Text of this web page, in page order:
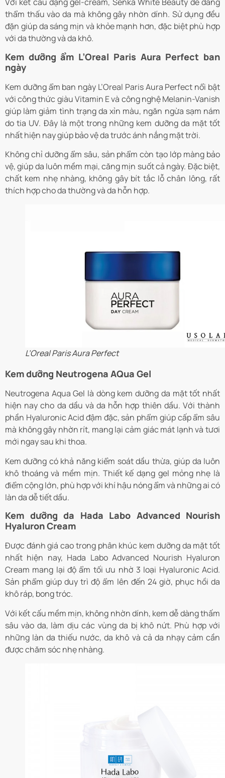
thẩm thấu vào da mà không gây nhờn dính. Sử dụng đều
đặn giúp da sáng mịn và khỏe mạnh hơn, đặc biệt phù hợp
với da thường và da khô.
Kem dưỡng ẩm L’Oreal Paris Aura Perfect ban
ngày
Kem dưỡng ẩm ban ngày L’Oreal Paris Aura Perfect nổi bật
với công thức giàu Vitamin E và công nghệ Melanin-Vanish
giúp làm giảm tình trạng da xỉn màu, ngăn ngừa sạm nám
do tia UV. Đây là một trong những kem dưỡng da mặt tốt
nhất hiện nay giúp bảo vệ da trước ánh nắng mặt trời.
Không chỉ dưỡng ẩm sâu, sản phẩm còn tạo lớp màng bảo
vệ, giúp da luôn mềm mại, căng mịn suốt cả ngày. Đặc biệt,
chất kem nhẹ nhàng, không gây bít tắc lỗ chân lông, rất
thích hợp cho da thường và da hỗn hợp.
L’Oreal Paris Aura Perfect
Kem dưỡng Neutrogena AQua Gel
Neutrogena Aqua Gel là dòng kem dưỡng da mặt tốt nhất
hiện nay cho da dầu và da hỗn hợp thiên dầu. Với thành
phần Hyaluronic Acid đậm đặc, sản phẩm giúp cấp ẩm sâu
mà không gây nhờn rít, mang lại cảm giác mát lạnh và tươi
mới ngay sau khi thoa.
Kem dưỡng có khả năng kiểm soát dầu thừa, giúp da luôn
khô thoáng và mềm mịn. Thiết kế dạng gel mỏng nhẹ là
điểm cộng lớn, phù hợp với khí hậu nóng ẩm và những ai có
làn da dễ tiết dầu.
Kem dưỡng da Hada Labo Advanced Nourish
Hyaluron Cream
Được đánh giá cao trong phân khúc kem dưỡng da mặt tốt
nhất hiện nay, Hada Labo Advanced Nourish Hyaluron
Cream mang lại độ ẩm tối ưu nhờ 3 loại Hyaluronic Acid.
Sản phẩm giúp duy trì độ ẩm lên đến 24 giờ, phục hồi da
khô ráp, bong tróc.
Với kết cấu mềm mịn, không nhờn dính, kem dễ dàng thấm
sâu vào da, làm dịu các vùng da bị khô nứt. Phù hợp với
những làn da thiếu nước, da khô và cả da nhạy cảm cần
được chăm sóc nhẹ nhàng.